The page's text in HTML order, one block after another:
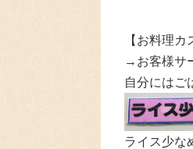
【お料理
→お客様サ
自分にはご
ライス少な